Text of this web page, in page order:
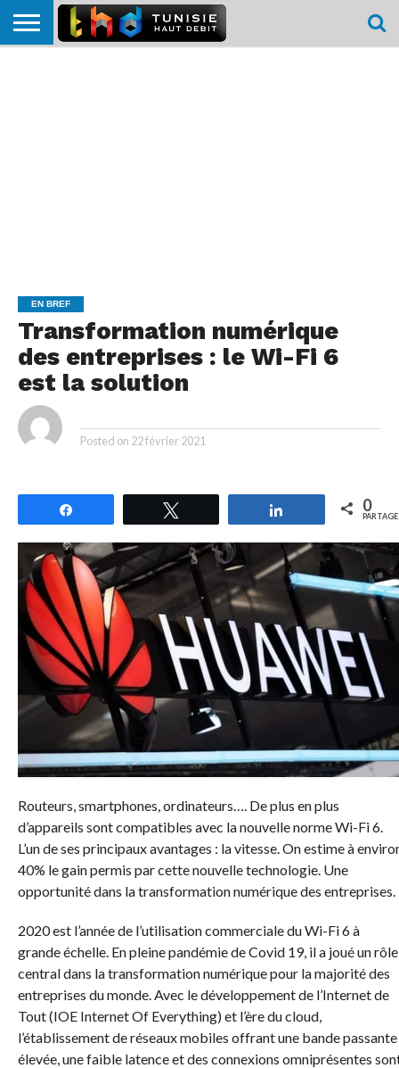
EN BREF
Transformation numérique
des entreprises : le Wi-Fi 6
est la solution
Posted on 22 février 2021
Partagez 0
Routeurs, smartphones, ordinateurs…. De plus en plus
d’appareils sont compatibles avec la nouvelle norme Wi-Fi 6.
L’un de ses principaux avantages : la vitesse. On estime à
40% le gain permis par cette nouvelle technologie. Une
opportunité dans la transformation numérique des entreprises.
2020 est l’année de l’utilisation commerciale du Wi-Fi 6 à
grande échelle. En pleine pandémie de Covid 19, il a joué un rôle
central dans la transformation numérique pour la majorité des
entreprises du monde. Avec le développement de l’Internet de
Tout (IOE Internet Of Everything) et l’ère du cloud,
l’établissement de réseaux mobiles offrant une bande passante
élevée, une faible latence et des connexions omniprésentes